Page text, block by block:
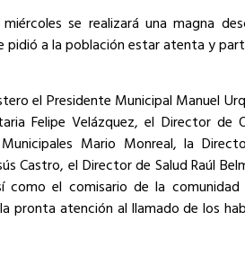
se realizará una magna
pidió a la población estar atenta y
el Presidente Municipal Manuel
Felipe Velázquez, el Director de
Mario Monreal, la
Castro, el Director de Salud Raúl
como el comisario de la
pronta atención al llamado de los